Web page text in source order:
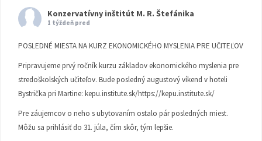
Konzervatívny inštitút M. R. Štefánika
1 týždeň pred
POSLEDNÉ MIESTA NA KURZ EKONOMICKÉHO MYSLENIA PRE UČITEĽOV
Pripravujeme prvý ročník kurzu základov ekonomického myslenia pre
stredoškolských učiteľov. Bude posledný augustový víkend v hoteli
Bystrička pri Martine: kepu.institute.sk/https://kepu.institute.sk/
Pre záujemcov o neho s ubytovaním ostalo pár posledných miest.
Môžu sa prihlásiť do 31. júla, čím skôr, tým lepšie.